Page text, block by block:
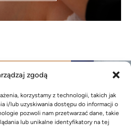
zgodą
korzystamy z technologii, takich jak
i/lub uzyskiwania dostępu do informacji o
pozwoli nam przetwarzać dane, takie
lub unikalne identyfikatory na tej